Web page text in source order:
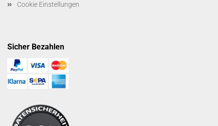
Cookie Einstellungen
Sicher Bezahlen